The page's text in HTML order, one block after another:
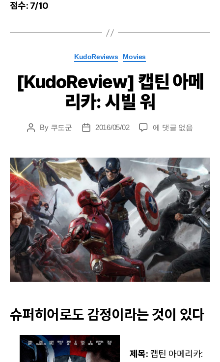
점수: 7/10
Categories
KudoReviews Movies
[KudoReview] 캡틴 아메
리카: 시빌 워
PostBy 쿠도군
Post2016/05/02
[KudoReview]
아
메
리
카:
시
빌
워
에 댓글 없음
슈퍼히어로도 감정이라는 것이 있다
제목: 캡틴 아메리카: